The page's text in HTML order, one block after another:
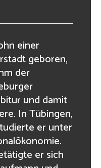
einer
geboren,
der
und damit
In Tübingen,
er unter
er sich